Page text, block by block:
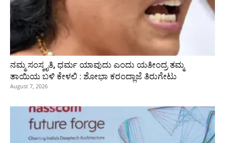
ನಮ್ಮ ಸಂಸ್ಕೃತಿ, ಧರ್ಮ ಯಾವುದು ಎಂದು ಯತೀಂದ್ರ ತಮ್ಮ
ತಾಯಿಯ ಬಳಿ ಕೇಳಲಿ : ಶೋಭಾ ಕರಂದ್ಲಾಜೆ ತಿರುಗೇಟು
August 7, 2026